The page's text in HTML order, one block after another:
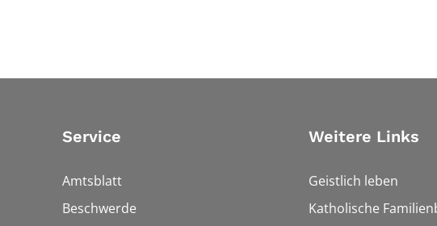
Service
Amtsblatt
Beschwerde
Weitere Links
Geistlich leben
Katholische